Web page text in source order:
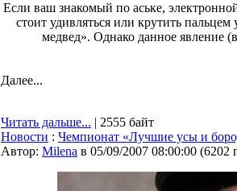
Если ваш знакомый по аське,
стоит удивляться или крутить
медвед». Однако данное явление
Далее...
Читать дальше... | 2555 байт
Новости : Чемпионат «Лучшие усы и
Автор: Milena в 05/09/2007 08:00:00 (6202